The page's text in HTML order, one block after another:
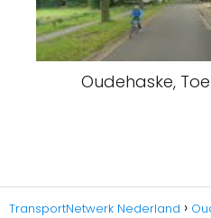
Oudehaske,
TransportNetwerk Nederland